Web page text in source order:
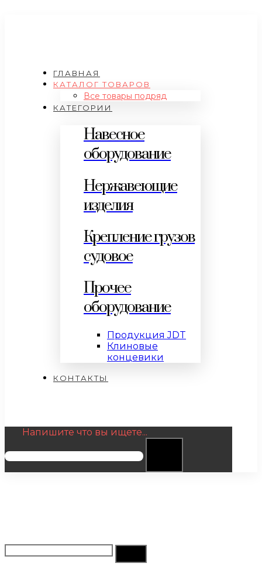
ГЛАВНАЯ
КАТАЛОГ ТОВАРОВ
Все товары подряд
КАТЕГОРИИ
Навесное
оборудование
Нержавеющие
изделия
Крепление грузов
судовое
Прочее
оборудование
Продукция JDT
Клиновые
концевики
КОНТАКТЫ
Напишите что вы ищете...